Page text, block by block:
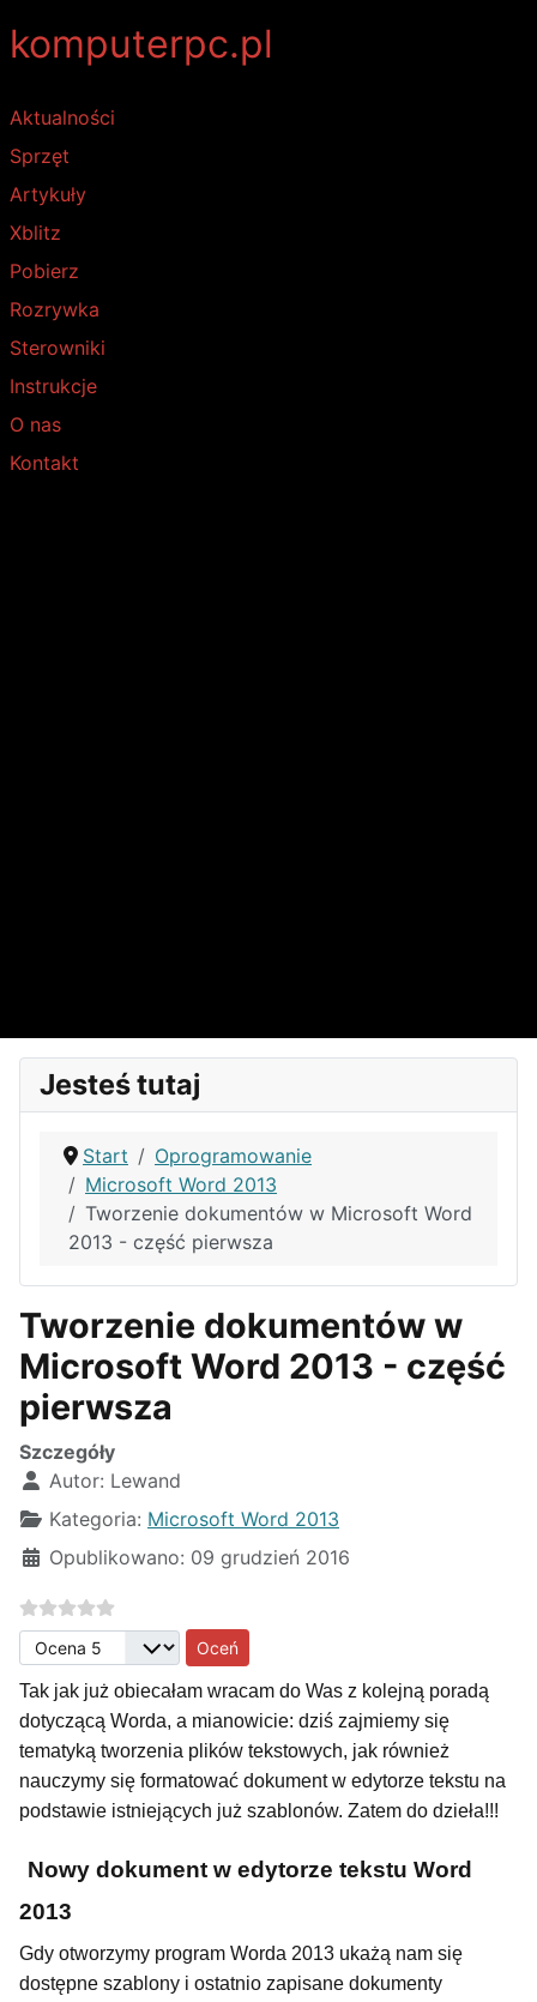
komputerpc.pl
Aktualności
Sprzęt
Artykuły
Xblitz
Pobierz
Rozrywka
Sterowniki
Instrukcje
O nas
Kontakt
Jesteś tutaj
Start
Oprogramowanie
Microsoft Word 2013
Tworzenie dokumentów w Microsoft Word
2013 - część pierwsza
Tworzenie dokumentów w
Microsoft Word 2013 - część
pierwsza
Szczegóły
Autor: Lewand
Kategoria: Microsoft Word 2013
Opublikowano: 09 grudzień 2016
Proszę, oceń
Tak jak już obiecałam wracam do Was z kolejną poradą
dotyczącą Worda, a mianowicie: dziś zajmiemy się
tematyką tworzenia plików tekstowych, jak również
nauczymy się formatować dokument w edytorze tekstu na
podstawie istniejących już szablonów. Zatem do dzieła!!!
Nowy dokument w edytorze tekstu Word
2013
Gdy otworzymy program Worda 2013 ukażą nam się
dostępne szablony i ostatnio zapisane dokumenty